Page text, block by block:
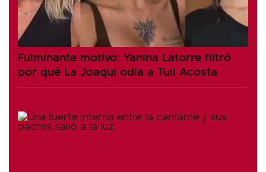
Fulminante motivo: Yanina Latorre filtró
por qué La Joaqui odia a Tuli Acosta